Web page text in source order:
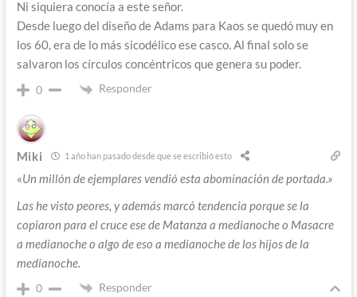
Ni siquiera conocía a este señor.
Desde luego del diseño de Adams para Kaos se quedó muy en
los 60, era de lo más sicodélico ese casco. Al final solo se
salvaron los círculos concéntricos que genera su poder.
0 Responder
Miki 1 año han pasado desde que se escribió esto
«Un millón de ejemplares vendió esta abominación de portada.»
Las he visto peores, y además marcó tendencia porque se la
copiaron para el cruce ese de Matanza a medianoche o Masacre
a medianoche o algo de eso a medianoche de los hijos de la
medianoche.
0 Responder